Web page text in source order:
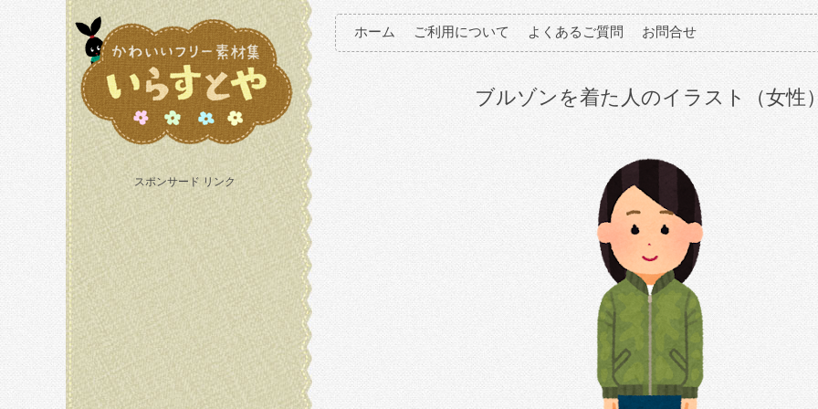
スポンサード リンク
ホーム ご利用について よくあるご質問 お問合せ
ブルゾンを着た人のイラスト（女性